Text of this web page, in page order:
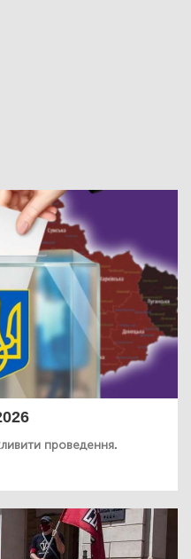
проведення.